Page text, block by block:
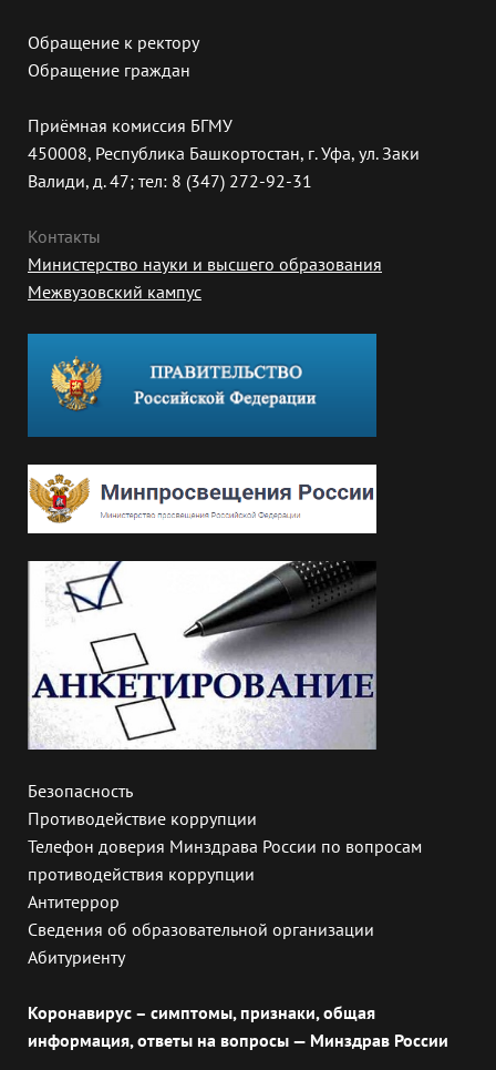
Обращение к ректору
Обращение граждан
Приёмная комиссия БГМУ
450008, Республика Башкортостан, г. Уфа, ул. Заки
Валиди, д. 47; тел: 8 (347) 272-92-31
Контакты
Министерство науки и высшего образования
Межвузовский кампус
Безопасность
Противодействие коррупции
Телефон доверия Минздрава России по вопросам
противодействия коррупции
Антитеррор
Сведения об образовательной организации
Абитуриенту
Коронавирус – симптомы, признаки, общая
информация, ответы на вопросы — Минздрав России